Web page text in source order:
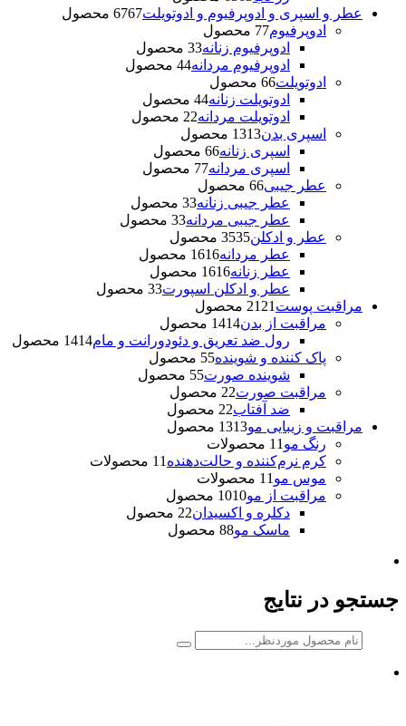
عطر و اسپری و ادوپرفیوم و ادوتویلت
6767 محصول
ادوپرفیوم 77 محصول
ادوپرفیوم زنانه 33 محصول
ادوپرفیوم مردانه 44 محصول
ادوتویلت 66 محصول
ادوتویلت زنانه 44 محصول
ادوتویلت مردانه 22 محصول
اسپری بدن
1313 محصول
اسپری زنانه 66 محصول
اسپری مردانه 77 محصول
عطر جیبی 66 محصول
عطر جیبی زنانه 33 محصول
عطر جیبی مردانه 33 محصول
عطر و ادکلن
3535 محصول
عطر مردانه
1616 محصول
عطر زنانه
1616 محصول
عطر و ادکلن اسپورت 33 محصول
مراقبت پوست
21 21 محصول
مراقبت از بدن
1414 محصول
رول ضد تعریق و دئودورانت و مام
1414 محصول
پاک کننده و شوینده 55 محصول
شوینده صورت 55 محصول
مراقبت صورت 22 محصول
ضد آفتاب 22 محصول
مراقبت و زیبایی مو
1313 محصول
رنگ مو
1 1 محصولات
کرم نرم‌کننده و حالت‌دهنده
1 1 محصولات
موس مو
1 1 محصولات
مراقبت از مو
1010 محصول
دکلره و اکسیدان 22 محصول
ماسک مو 88 محصول
جستجو در نتایج